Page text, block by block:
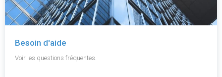
Besoin d'aide
Voir les questions fréquentes.